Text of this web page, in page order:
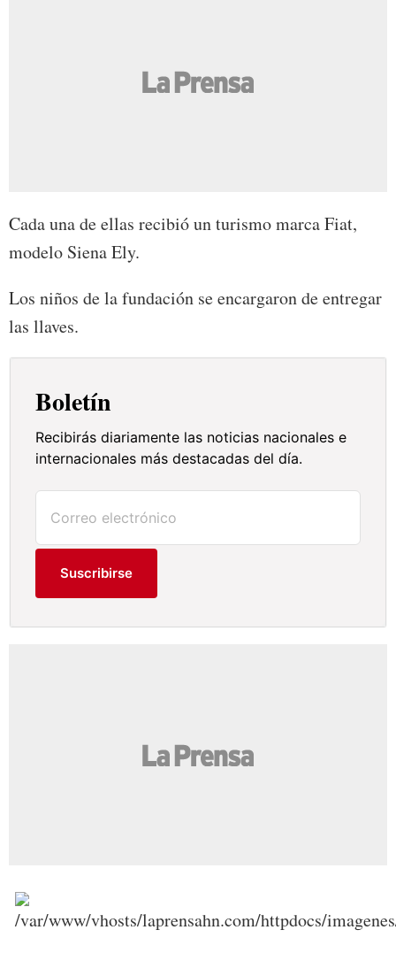
Cada una de ellas recibió un turismo marca Fiat,
modelo Siena Ely.
Los niños de la fundación se encargaron de entregar
las llaves.
Boletín
Recibirás diariamente las noticias nacionales e
internacionales más destacadas del día.
Suscribirse